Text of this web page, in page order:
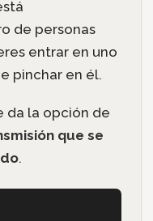
de personas
entrar en uno
pinchar en él.
da la opción de
que se
.